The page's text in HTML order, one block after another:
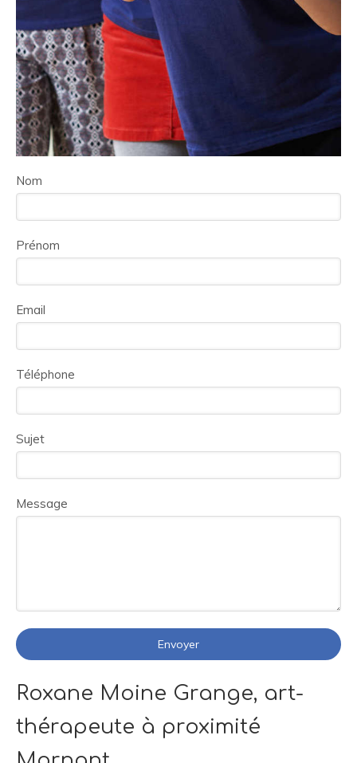
Nom
Prénom
Email
Téléphone
Sujet
Message
Envoyer
Roxane Moine Grange, art-
thérapeute à proximité